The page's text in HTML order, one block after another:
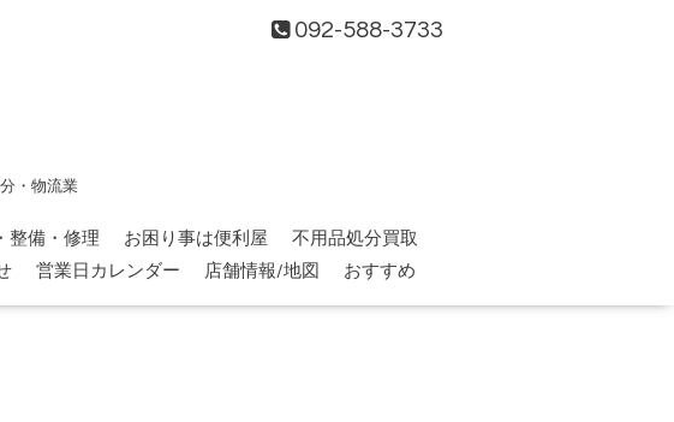
092-588-3733
・物流業
整備・修理 お困り事は便利屋
不用品処分買取
営業日カレンダー 店舗情報/地図 おすすめ